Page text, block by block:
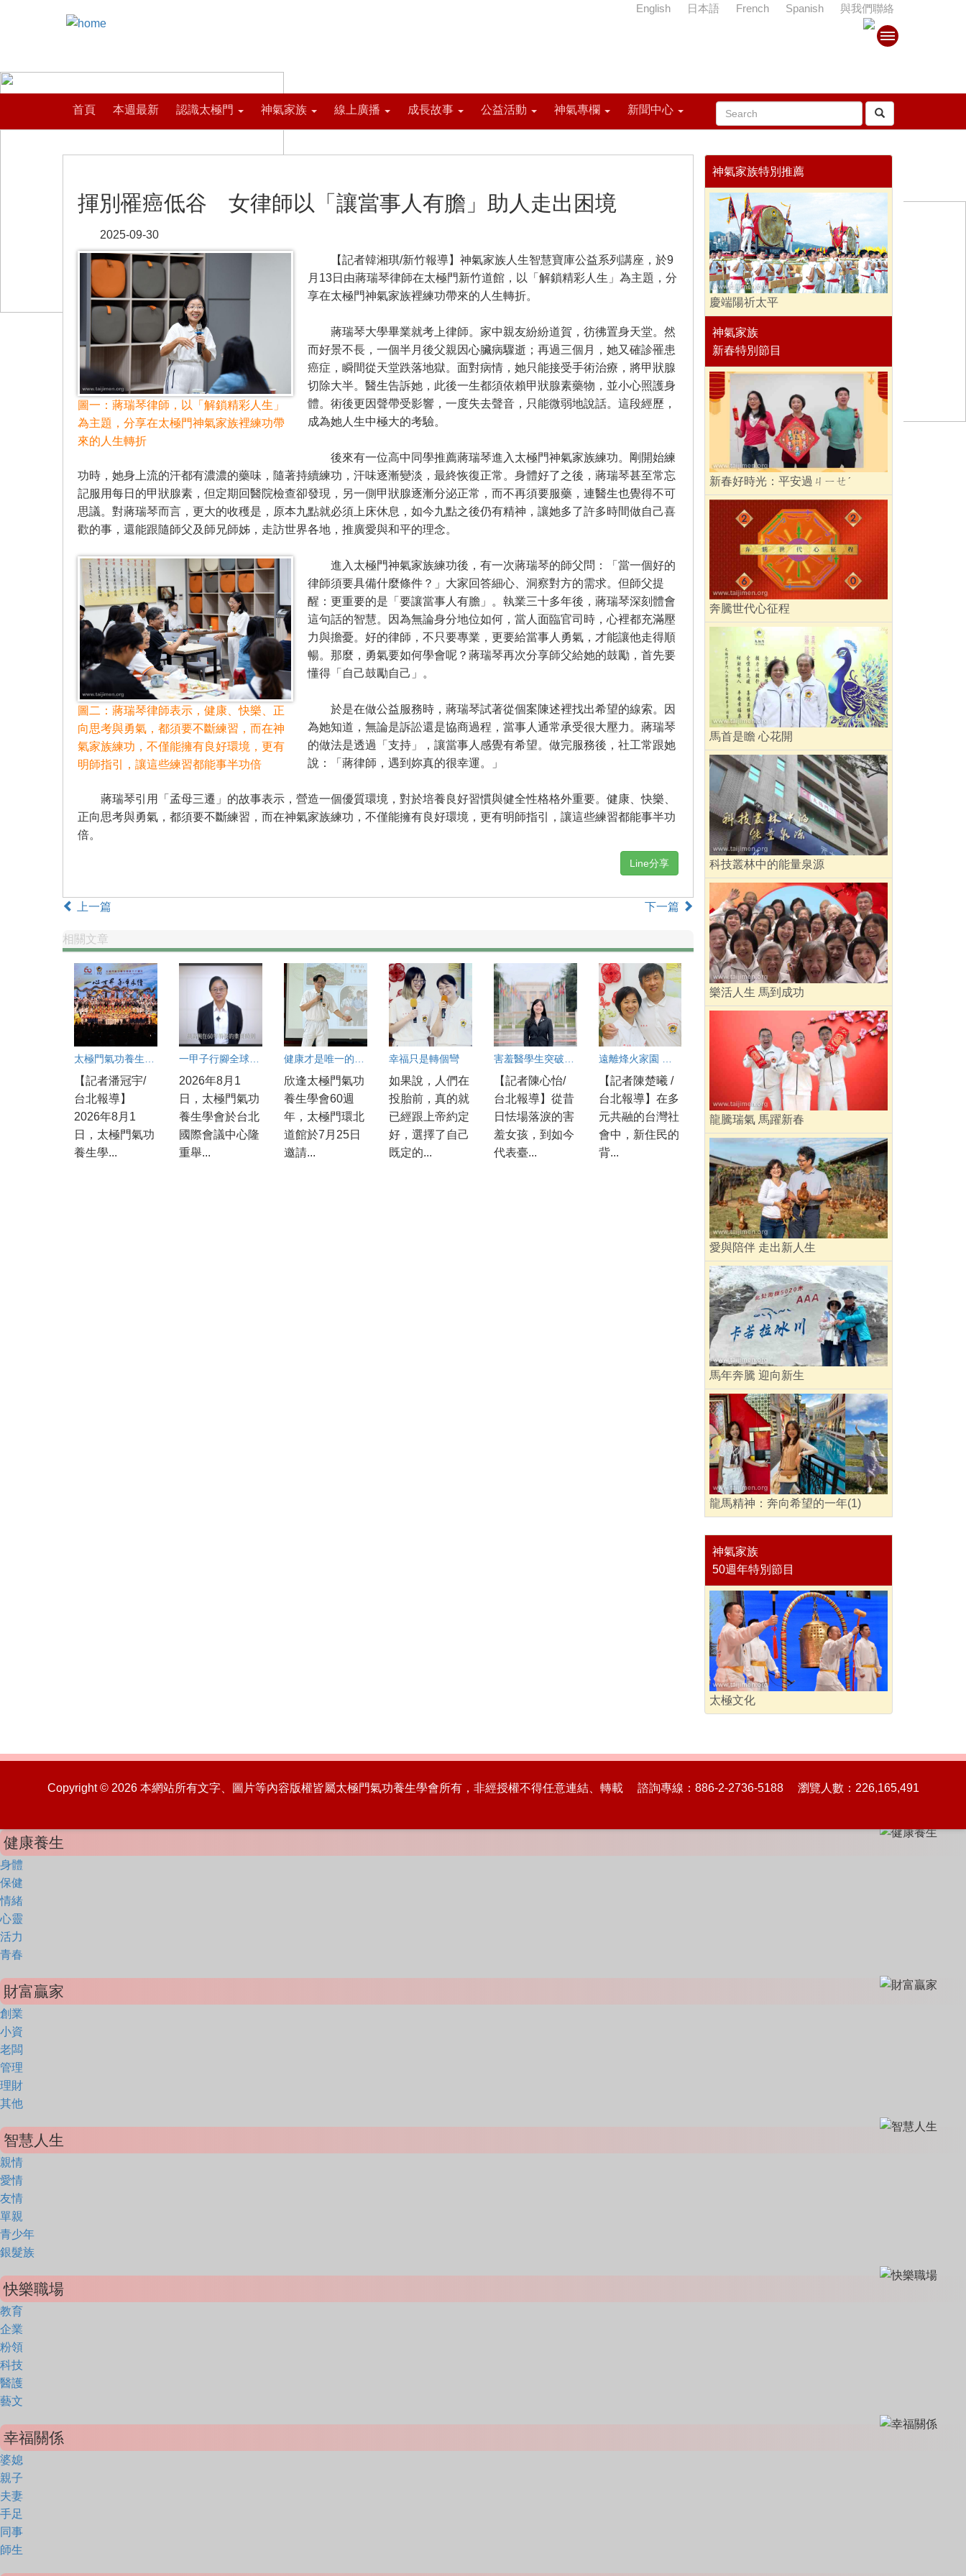
首頁 本週最新 認識太極門 神氣家族 線上廣播 成長故事 公益活動 神氣專欄 新聞中心
English 日本語 French Spanish 與我們聯絡
揮別罹癌低谷 女律師以「讓當事人有膽」助人走出困境
2025-09-30
圖一：蔣瑞琴律師，以「解鎖精彩人生」
為主題，分享在太極門神氣家族裡練功帶
來的人生轉折
【記者韓湘琪/新竹報導】神氣家族人生智慧寶庫公益系列講座，於9
月13日由蔣瑞琴律師在太極門新竹道館，以「解鎖精彩人生」為主題，分
享在太極門神氣家族裡練功帶來的人生轉折。
蔣瑞琴大學畢業就考上律師。家中親友紛紛道賀，彷彿置身天堂。然
而好景不長，一個半月後父親因心臟病驟逝；再過三個月，她又確診罹患
癌症，瞬間從天堂跌落地獄。面對病情，她只能接受手術治療，將甲狀腺
切除大半。醫生告訴她，此後一生都須依賴甲狀腺素藥物，並小心照護身
體。術後更因聲帶受影響，一度失去聲音，只能微弱地說話。這段經歷，
成為她人生中極大的考驗。
後來有一位高中同學推薦蔣瑞琴進入太極門神氣家族練功。剛開始練
功時，她身上流的汗都有濃濃的藥味，隨著持續練功，汗味逐漸變淡，最終恢復正常。身體好了之後，蔣瑞琴甚至常忘
記服用每日的甲狀腺素，但定期回醫院檢查卻發現，另一側甲狀腺逐漸分泌正常，而不再須要服藥，連醫生也覺得不可
思議。對蔣瑞琴而言，更大的收穫是，原本九點就必須上床休息，如今九點之後仍有精神，讓她多了許多時間做自己喜
歡的事，還能跟隨師父及師兄師姊，走訪世界各地，推廣愛與和平的理念。
圖二：蔣瑞琴律師表示，健康、快樂、正
向思考與勇氣，都須要不斷練習，而在神
氣家族練功，不僅能擁有良好環境，更有
明師指引，讓這些練習都能事半功倍
進入太極門神氣家族練功後，有一次蔣瑞琴的師父問：「當一個好的
律師須要具備什麼條件？」大家回答細心、洞察對方的需求。但師父提
醒：更重要的是「要讓當事人有膽」。執業三十多年後，蔣瑞琴深刻體會
這句話的智慧。因為無論身分地位如何，當人面臨官司時，心裡都充滿壓
力與擔憂。好的律師，不只要專業，更要給當事人勇氣，才能讓他走得順
暢。那麼，勇氣要如何學會呢？蔣瑞琴再次分享師父給她的鼓勵，首先要
懂得「自己鼓勵自己」。
於是在做公益服務時，蔣瑞琴試著從個案陳述裡找出希望的線索。因
為她知道，無論是訴訟還是協商過程，當事人通常承受很大壓力。蔣瑞琴
的做法是透過「支持」，讓當事人感覺有希望。做完服務後，社工常跟她
說：「蔣律師，遇到妳真的很幸運。」
蔣瑞琴引用「孟母三遷」的故事表示，營造一個優質環境，對於培養良好習慣與健全性格格外重要。健康、快樂、
正向思考與勇氣，都須要不斷練習，而在神氣家族練功，不僅能擁有良好環境，更有明師指引，讓這些練習都能事半功
倍。
Line分享
上一篇 下一篇
相關文章
【記者潘冠宇/
台北報導】
2026年8月1
日，太極門氣功
養生學...
一甲子行腳全球傳愛 國際領袖齊聚見證「一心世界」 太極門氣功養生學會60週年慶 環北實況連線
2026年8月1
日，太極門氣功
養生學會於台北
國際會議中心隆
重舉...
欣逢太極門氣功
養生學會60週
年，太極門環北
道館於7月25日
邀請...
幸福只是轉個彎
如果說，人們在
投胎前，真的就
已經跟上帝約定
好，選擇了自己
既定的...
【記者陳心怡/
台北報導】從昔
日怯場落淚的害
羞女孩，到如今
代表臺...
【記者陳楚曦 /
台北報導】在多
元共融的台灣社
會中，新住民的
背...
神氣家族特別推薦
慶端陽祈太平
神氣家族
新春特別節目
新春好時光：平安過ㄐㄧㄝˊ
奔騰世代心征程
馬首是瞻 心花開
科技叢林中的能量泉源
樂活人生 馬到成功
龍騰瑞氣 馬躍新春
愛與陪伴 走出新人生
馬年奔騰 迎向新生
龍馬精神：奔向希望的一年(1)
神氣家族
50週年特別節目
太極文化
Copyright © 2026 本網站所有文字、圖片等內容版權皆屬太極門氣功養生學會所有，非經授權不得任意連結、轉載 諮詢專線：886-2-2736-5188 瀏覽人數：226,165,491
健康養生
身體
保健
情緒
心靈
活力
青春
財富贏家
創業
小資
老闆
管理
理財
其他
智慧人生
親情
愛情
友情
單親
青少年
銀髮族
快樂職場
教育
企業
粉領
科技
醫護
藝文
幸福關係
婆媳
親子
夫妻
手足
同事
師生